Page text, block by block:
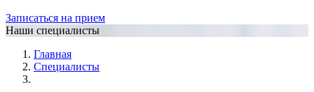
Записаться на прием
Наши специалисты
Главная
Специалисты